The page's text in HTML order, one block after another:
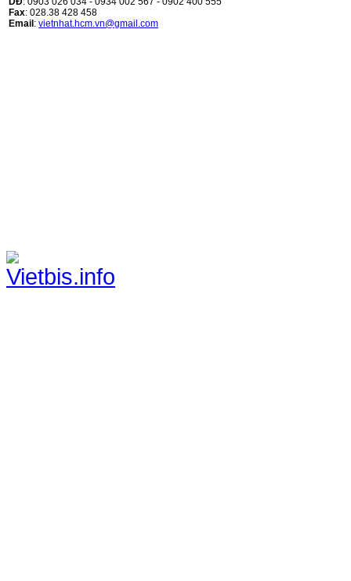
Fax: 028.38 428 458
Email: vietnhat.hcm.vn@gmail.com